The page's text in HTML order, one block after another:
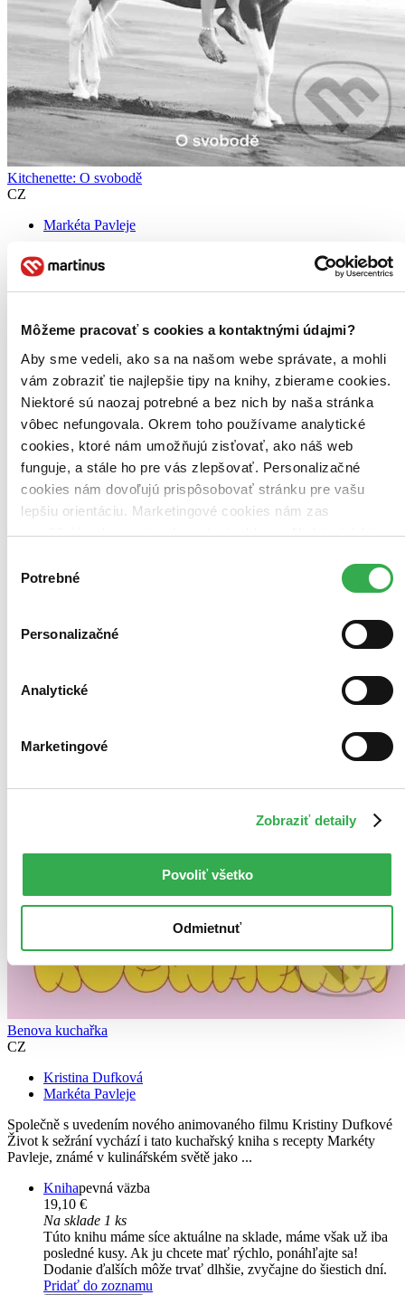
Môžeme pracovať s cookies a kontaktnými údajmi?
Aby sme vedeli, ako sa na našom webe správate, a mohli
vám zobraziť tie najlepšie tipy na knihy, zbierame cookies.
Niektoré sú naozaj potrebné a bez nich by naša stránka
vôbec nefungovala. Okrem toho používame analytické
cookies, ktoré nám umožňujú zisťovať, ako náš web
funguje, a stále ho pre vás zlepšovať. Personalizačné
cookies nám dovoľujú prispôsobovať stránku pre vašu
lepšiu orientáciu. Marketingové cookies nám zas
umožňujú zobrazenie relevantnej reklamy. Niektoré údaje
keby sme mohli používať všetky tieto cookies. Ďakujeme!
súhlasu
Potrebné
Personalizačné
Analytické
Marketingové
Zobraziť detaily
Povoliť všetko
Odmietnuť
Kitchenette: O svobodě
CZ
Markéta Pavleje
Po dlouhých osmi letech od první kuchařky vydává Markéta Pavleje
svou druhou knihu receptů: Kitchenette: O svobodě a předkládá tak
velmi osobní pozvánku do své kuchyně i života jako takového...
22,00 €
Na sklade 2 ks
Túto knihu máme síce aktuálne na sklade, máme však už iba
posledné kusy. Ak ju chcete mať rýchlo, ponáhľajte sa!
Dodanie ďalších môže trvať dlhšie, zvyčajne do šiestich dní.
Pridať do zoznamu
Vložiť do košíka
Benova kuchařka
CZ
Kristina Dufková
Markéta Pavleje
Společně s uvedením nového animovaného filmu Kristiny Dufkové
Život k sežrání vychází i tato kuchařský kniha s recepty Markéty
Pavleje, známé v kulinářském světě jako ...
Knihapevná väzba
19,10 €
Na sklade 1 ks
Túto knihu máme síce aktuálne na sklade, máme však už iba
posledné kusy. Ak ju chcete mať rýchlo, ponáhľajte sa!
Dodanie ďalších môže trvať dlhšie, zvyčajne do šiestich dní.
Pridať do zoznamu